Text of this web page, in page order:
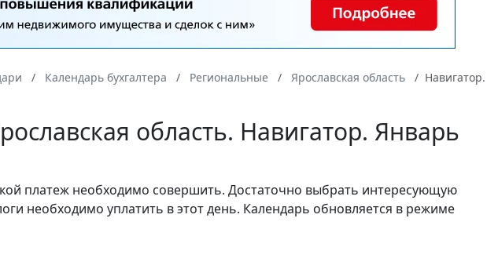
Календарь бухгалтера Региональные Ярославская область
Навигатор.
область. Навигатор. Январь
платеж необходимо совершить. Достаточно выбрать интересующую
необходимо уплатить в этот день. Календарь обновляется в режиме